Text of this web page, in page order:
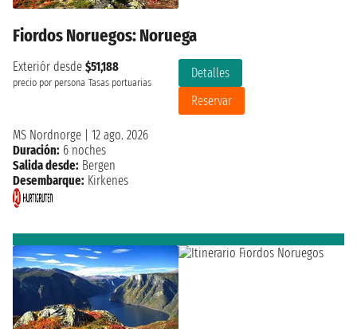
Fiordos Noruegos: Noruega
Exteriór desde $51,188
precio por persona Tasas portuarias
Detalles
Reservar
MS Nordnorge
12 ago. 2026
Duración: 6 noches
Salida desde: Bergen
Desembarque: Kirkenes